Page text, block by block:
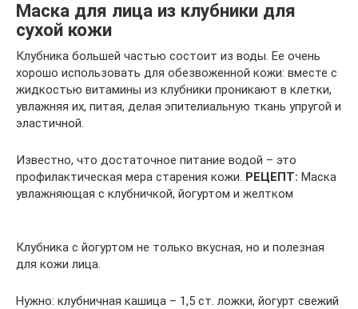
Маска для лица из клубники для
сухой кожи
Клубника большей частью состоит из воды. Ее очень
хорошо использовать для обезвоженной кожи: вместе с
жидкостью витамины из клубники проникают в клетки,
увлажняя их, питая, делая эпителиальную ткань упругой и
эластичной.
Известно, что достаточное питание водой – это
профилактическая мера старения кожи. РЕЦЕПТ: Маска
увлажняющая с клубничкой, йогуртом и желтком
Клубника с йогуртом не только вкусная, но и полезная
для кожи лица.
Нужно: клубничная кашица – 1,5 ст. ложки, йогурт свежий